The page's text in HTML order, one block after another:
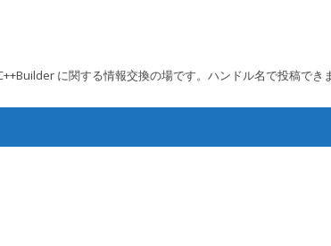
に関する情報交換の場です。ハンドル名で投稿でき
コンテンツへ移動